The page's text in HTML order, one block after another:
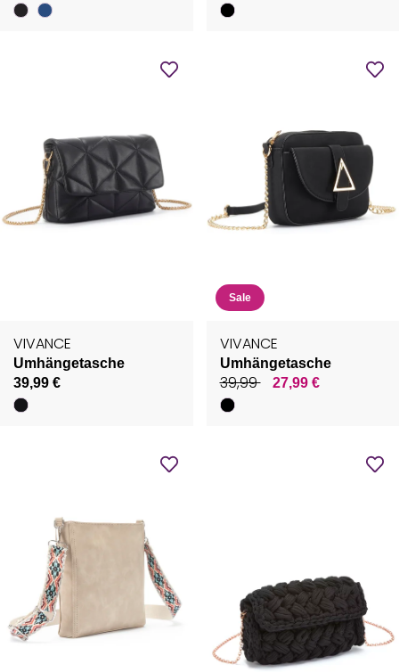
VIVANCE
Umhängetasche
39,99 €
Sale
VIVANCE
Umhängetasche
39,99 27,99 €